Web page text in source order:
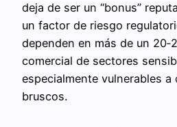
deja de ser un “bonus”
un factor de riesgo
dependen en más de un
comercial de sectores
especialmente vulnerables
bruscos.